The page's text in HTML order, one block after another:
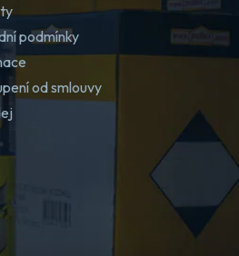
podmínky
od smlouvy